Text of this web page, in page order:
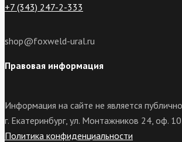
+7 (343) 247-2-333
shop@foxweld-ural.ru
Правовая информация
Информация на сайте не является
г. Екатеринбург, ул. Монтажников 24, оф.
Политика конфиденциальности